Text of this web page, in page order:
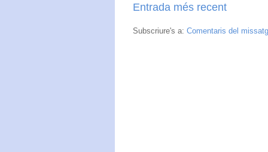
Entrada més recent
Subscriure's a: Comentaris del